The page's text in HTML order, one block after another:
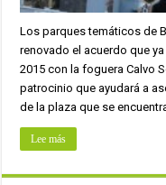
Los parques temáticos de
renovado el acuerdo que
2015 con la foguera Calvo
patrocinio que ayudará a
de la plaza que se
Lee más